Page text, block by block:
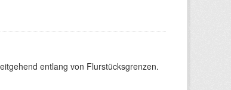
entlang von Flurstücksgrenzen.